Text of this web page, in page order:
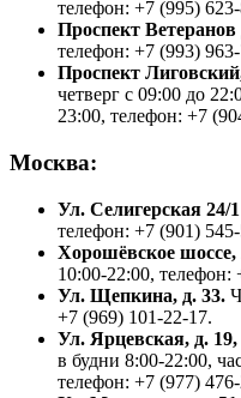
телефон: +7 (995)
Проспект Ветеранов
телефон: +7 (993)
Проспект
четверг с 09:00 до
23:00, телефон: +7
Москва:
Ул. Селигерская 24/
телефон: +7 (901)
Хорошёвское
10:00-22:00, телефон:
Ул. Щепкина, д. 33.
+7 (969) 101-22-17.
Ул. Ярцевская, д.
в будни 8:00-22:00,
телефон: +7 (977)